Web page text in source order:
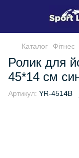
Каталог Фітнес
Ролик для
45*14 см
Артикул: YR-4514B